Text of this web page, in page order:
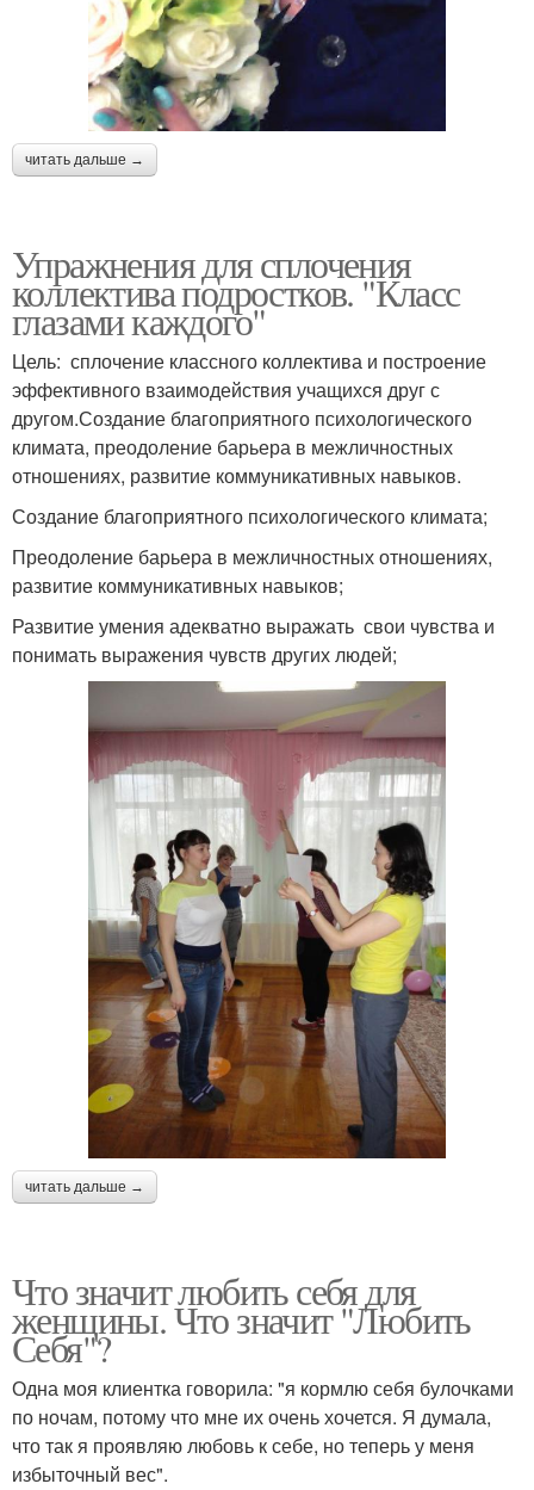
читать дальше →
Упражнения для сплочения
коллектива подростков. "Класс
глазами каждого"
Цель: сплочение классного коллектива и построение
эффективного взаимодействия учащихся друг с
другом.Создание благоприятного психологического
климата, преодоление барьера в межличностных
отношениях, развитие коммуникативных навыков.
Создание благоприятного психологического климата;
Преодоление барьера в межличностных отношениях,
развитие коммуникативных навыков;
Развитие умения адекватно выражать свои чувства и
понимать выражения чувств других людей;
читать дальше →
Что значит любить себя для
женщины. Что значит "Любить
Себя"?
Одна моя клиентка говорила: "я кормлю себя булочками
по ночам, потому что мне их очень хочется. Я думала,
что так я проявляю любовь к себе, но теперь у меня
избыточный вес".